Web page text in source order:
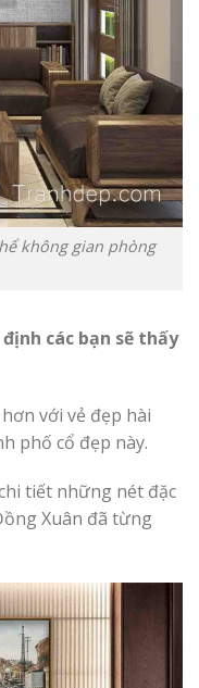
không gian phòng
các bạn sẽ thấy
với vẻ đẹp hài
phố cổ đẹp này.
tiết những nét đặc
Xuân đã từng